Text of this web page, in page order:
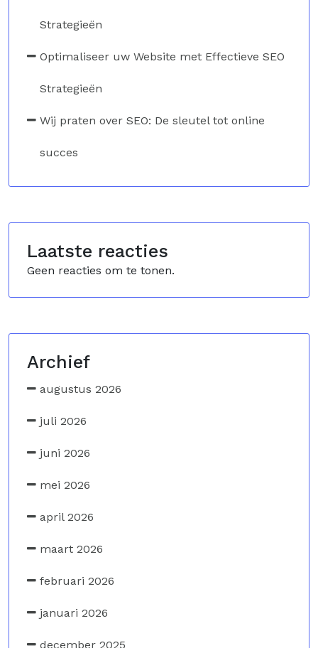
Strategieën
Optimaliseer uw Website met Effectieve SEO
Strategieën
Wij praten over SEO: De sleutel tot online
succes
Laatste reacties
Geen reacties om te tonen.
Archief
augustus 2026
juli 2026
juni 2026
mei 2026
april 2026
maart 2026
februari 2026
januari 2026
december 2025